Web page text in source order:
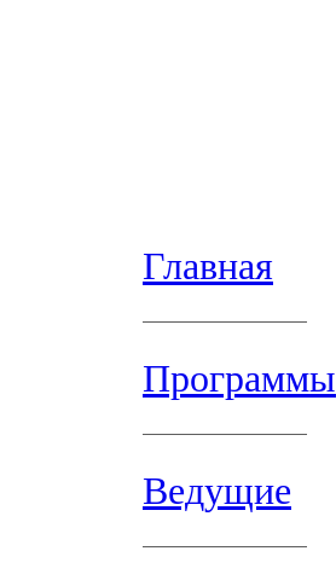
Главная
Программы
Ведущие